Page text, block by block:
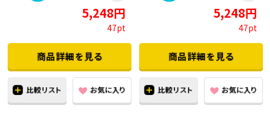
5,248円
47pt
5,248円
47pt